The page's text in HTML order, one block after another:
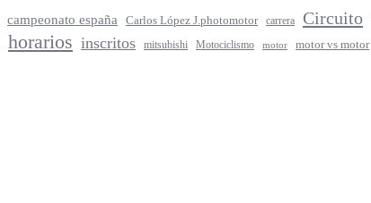
campeonato españa Carlos López J.photomotor carrera Circuito
horarios inscritos mitsubishi Motociclismo motor motor vs motor